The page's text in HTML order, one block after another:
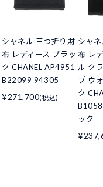
シャネル 三つ折り財
布 レディース ブラッ
ク CHANEL AP4951
B22099 94305
¥271,700(税込)
シャ
布 レ
ル ク
プ ウ
ク
ック